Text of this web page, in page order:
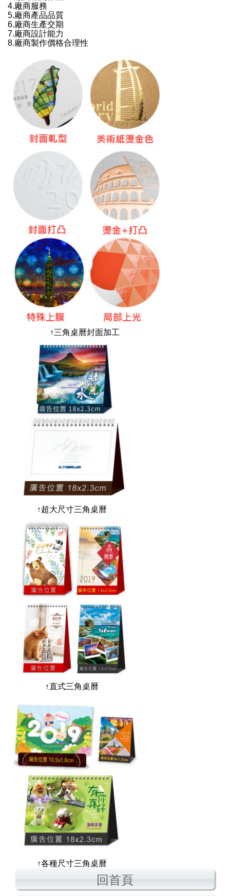
4.廠商服務
5.廠商產品品質
6.廠商生產交期
7.廠商設計能力
8.廠商製作價格合理性
↑三角桌曆封面加工
↑超大尺寸三角桌曆
↑直式三角桌曆
↑各種尺寸三角桌曆
回首頁